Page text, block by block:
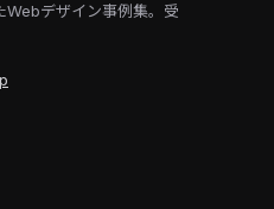
Webデザイン事例集。受